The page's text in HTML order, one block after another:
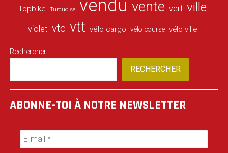
Topbike Turquoise vendu vente vert ville
violet vtc vtt vélo cargo vélo course vélo ville
Rechercher
RECHERCHER
ABONNE-TOI À NOTRE NEWSLETTER